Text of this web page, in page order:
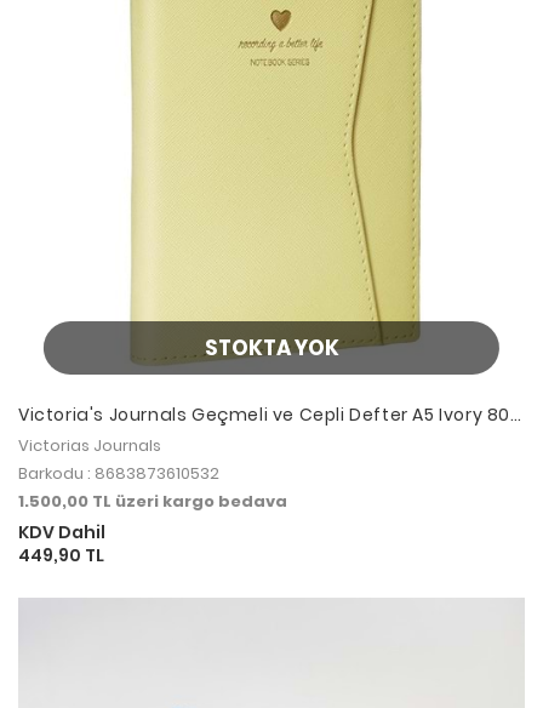
STOKTA YOK
Victoria's Journals Geçmeli ve Cepli Defter A5 Ivory 80
gr 128 yp Çizgili Pastel Sarı
Victorias Journals
Barkodu : 8683873610532
1.500,00 TL üzeri kargo bedava
KDV Dahil
449,90 TL